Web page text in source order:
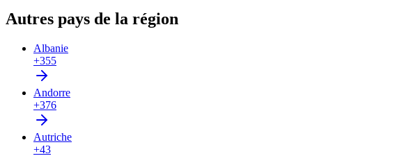
Autres pays de la région
Albanie
+355
Andorre
+376
Autriche
+43